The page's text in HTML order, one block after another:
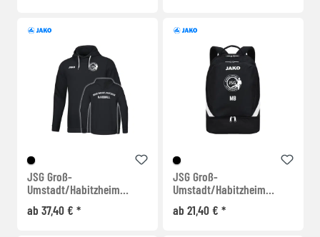
JSG Groß-
Umstadt/Habitzheim
ab 37,40 € *
JSG Groß-
Umstadt/Habitzheim
ab 21,40 € *